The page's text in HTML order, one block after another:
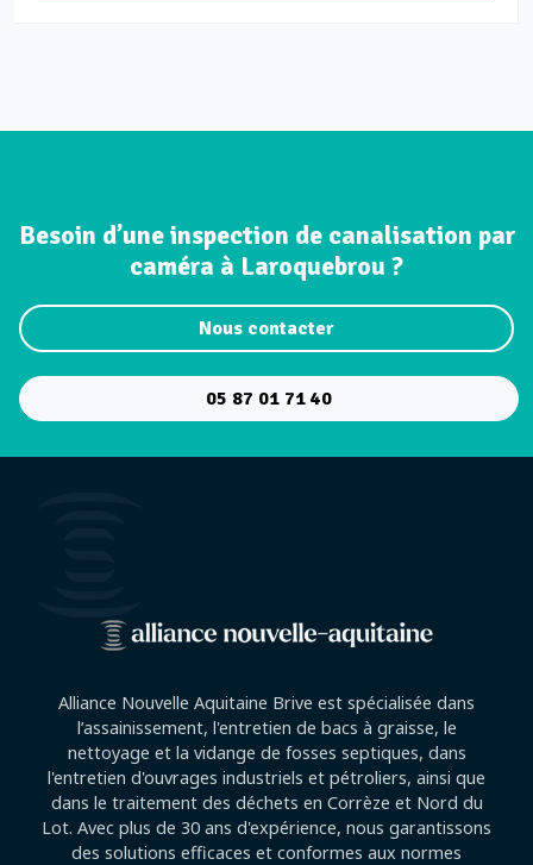
Besoin d’une inspection de canalisation par
caméra à Laroquebrou ?
Nous contacter
05 87 01 71 40
Alliance Nouvelle Aquitaine Brive est spécialisée dans
l’assainissement, l'entretien de bacs à graisse, le
nettoyage et la vidange de fosses septiques, dans
l'entretien d'ouvrages industriels et pétroliers, ainsi que
dans le traitement des déchets en Corrèze et Nord du
Lot. Avec plus de 30 ans d'expérience, nous garantissons
des solutions efficaces et conformes aux normes